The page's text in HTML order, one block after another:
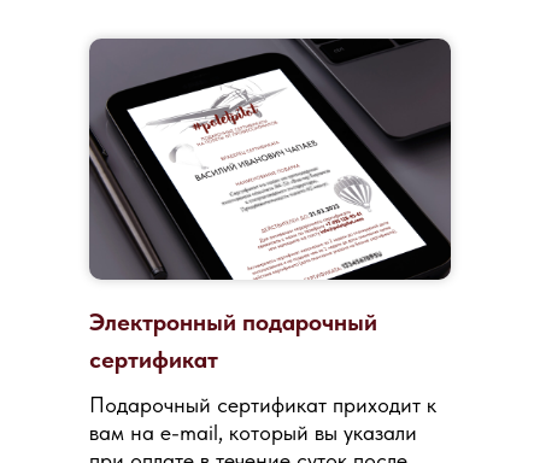
Электронный подарочный
сертификат
Подарочный сертификат приходит к
вам на e-mail, который вы указали